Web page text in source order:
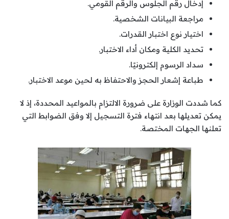
إدخال رقم الجلوس والرقم القومي.
مراجعة البيانات الشخصية.
اختيار نوع اختبار القدرات.
تحديد الكلية ومكان أداء الاختبار.
سداد الرسوم إلكترونيًا.
طباعة إشعار الحجز والاحتفاظ به لحين موعد الاختبار.
كما شددت الوزارة على ضرورة الالتزام بالمواعيد المحددة، إذ لا
يمكن تعديلها بعد انتهاء فترة التسجيل إلا وفق الضوابط التي
تعلنها الجهات المختصة.